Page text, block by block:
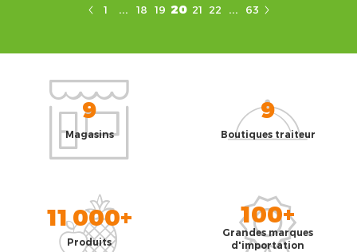
1 ... 18 19 20 21 22 ... 63
9
Magasins
9
Boutiques traiteur
11 000+
Produits
100+
Grandes marques
d'importation